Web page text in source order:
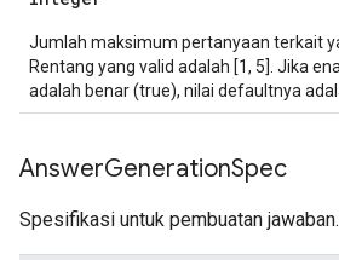
Jumlah maksimum pertanyaan terkait
Rentang yang valid adalah [1, 5]. Jika
adalah benar (true), nilai defaultnya
AnswerGenerationSpec
Spesifikasi untuk pembuatan jawaban.